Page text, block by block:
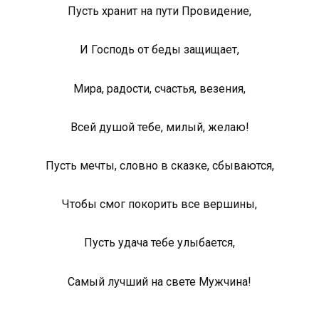
Пусть хранит на пути Провидение,
И Господь от беды защищает,
Мира, радости, счастья, везения,
Всей душой тебе, милый, желаю!
Пусть мечты, словно в сказке, сбываются,
Чтобы смог покорить все вершины,
Пусть удача тебе улыбается,
Самый лучший на свете Мужчина!